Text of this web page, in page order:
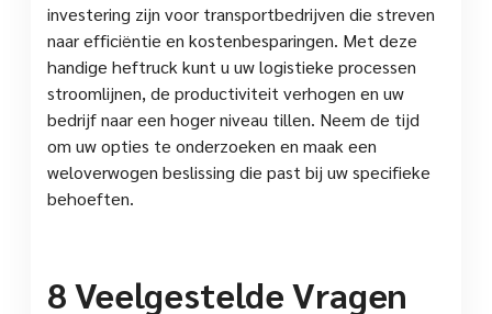
investering zijn voor transportbedrijven die streven
naar efficiëntie en kostenbesparingen. Met deze
handige heftruck kunt u uw logistieke processen
stroomlijnen, de productiviteit verhogen en uw
bedrijf naar een hoger niveau tillen. Neem de tijd
om uw opties te onderzoeken en maak een
weloverwogen beslissing die past bij uw specifieke
behoeften.
8 Veelgestelde Vragen